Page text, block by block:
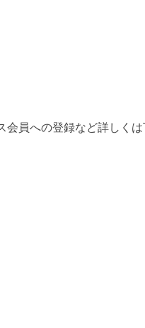
員への登録など詳しくは